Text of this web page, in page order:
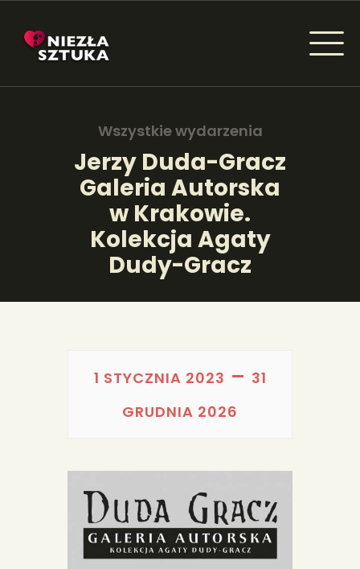
Wszystkie wydarzenia
Jerzy Duda-Gracz
Galeria Autorska
w Krakowie.
Kolekcja Agaty
Dudy-Gracz
NIEZŁA SZTUKA - NEWSY
AKTUALNOŚCI
WYDARZENIA
ARTYKUŁY
INSPIRACJE
1 STYCZNIA 2023 – 31
GRUDNIA 2026